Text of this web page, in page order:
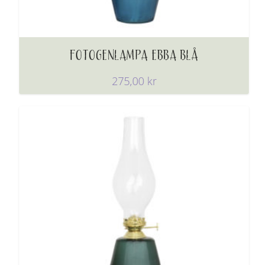
FOTOGENLAMPA EBBA BLÅ
275,00 kr